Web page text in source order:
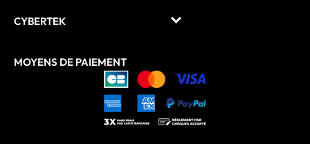
CYBERTEK
MOYENS DE PAIEMENT